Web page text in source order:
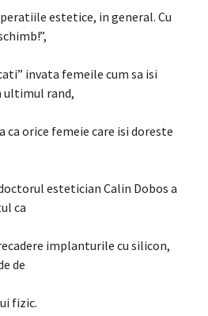
estetice, in general. Cu
invata femeile cum sa isi
ultimul rand,
ca orice femeie care isi doreste
estetician Calin Dobos a
ca
implanturile cu silicon,
de
fizic.